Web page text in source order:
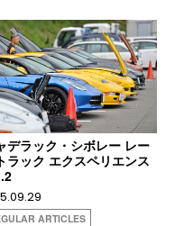
デラック・シボレー レー
ラック エクスペリエンス
ARTICLES